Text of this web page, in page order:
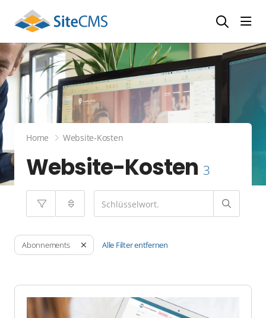
Home Website-Kosten
Website-Kosten 3
Abonnements Alle Filter entfernen